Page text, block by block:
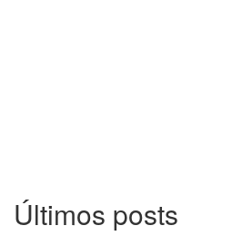
Últimos posts